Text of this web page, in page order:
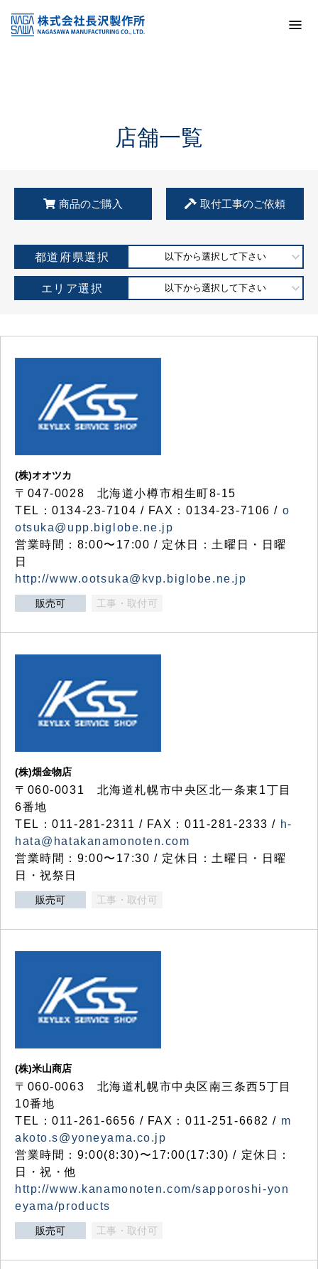
KSS加盟店・取扱店情報
店舗一覧
店舗一覧
商品のご購入 取付工事のご依頼
都道府県選択 以下から選択して下さい
エリア選択 以下から選択して下さい
(株)オオツカ
〒047-0028 北海道小樽市相生町8-15
TEL：0134-23-7104 / FAX：0134-23-7106 / o
otsuka@upp.biglobe.ne.jp
営業時間：8:00〜17:00 / 定休日：土曜日・日曜
日
http://www.ootsuka@kvp.biglobe.ne.jp
販売可 工事・取付可
(株)畑金物店
〒060-0031 北海道札幌市中央区北一条東1丁目
6番地
TEL：011-281-2311 / FAX：011-281-2333 / h-
hata@hatakanamonoten.com
営業時間：9:00〜17:30 / 定休日：土曜日・日曜
日・祝祭日
販売可 工事・取付可
(株)米山商店
〒060-0063 北海道札幌市中央区南三条西5丁目
10番地
TEL：011-261-6656 / FAX：011-251-6682 / m
akoto.s@yoneyama.co.jp
営業時間：9:00(8:30)〜17:00(17:30) / 定休日：
日・祝・他
http://www.kanamonoten.com/sapporoshi-yon
eyama/products
販売可 工事・取付可